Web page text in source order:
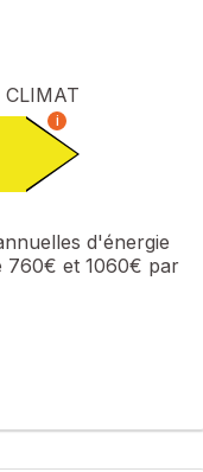
CLIMAT
i
d'énergie
760€ et 1060€ par